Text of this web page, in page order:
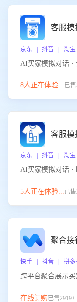
客服模
京东 | 抖音 | 淘宝
AI买家模拟对话 ·
8人正在体验...已售
客服模
京东 | 抖音 | 淘宝
AI买家模拟对话 ·
5人正在体验...已售
聚合接
快手 | 抖音 | 拼
跨平台聚合展示
在线订购已售2919+